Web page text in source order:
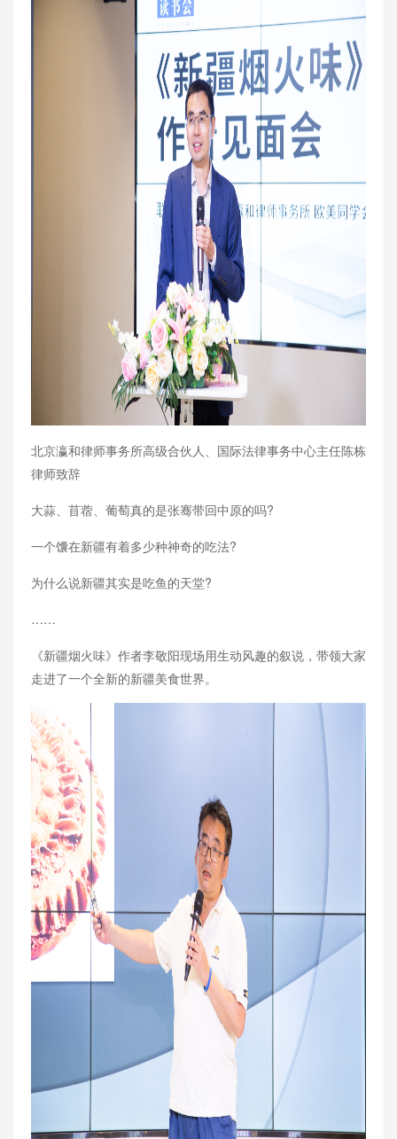
北京瀛和律师事务所高级合伙人、国际法律事务中心主任陈栋
律师致辞
大蒜、苜蓿、葡萄真的是张骞带回中原的吗?
一个馕在新疆有着多少种神奇的吃法?
为什么说新疆其实是吃鱼的天堂?
……
《新疆烟火味》作者李敬阳现场用生动风趣的叙说，带领大家
走进了一个全新的新疆美食世界。